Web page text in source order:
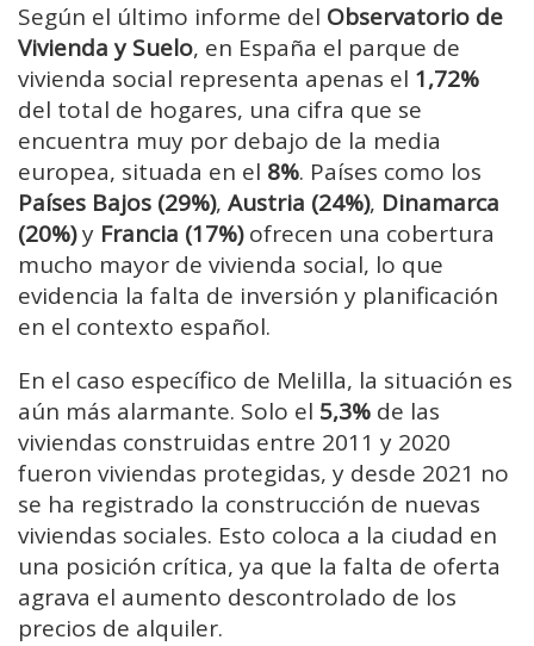
Según el último informe del Observatorio de
Vivienda y Suelo, en España el parque de
vivienda social representa apenas el 1,72%
del total de hogares, una cifra que se
encuentra muy por debajo de la media
europea, situada en el 8%. Países como los
Países Bajos (29%), Austria (24%), Dinamarca
(20%)y Francia (17%)ofrecen una cobertura
mucho mayor de vivienda social, lo que
evidencia la falta de inversión y planificación
en el contexto español.
En el caso específico de Melilla, la situación es
aún más alarmante. Solo el 5,3% de las
viviendas construidas entre 2011 y 2020
fueron viviendas protegidas, y desde 2021 no
se ha registrado la construcción de nuevas
viviendas sociales. Esto coloca a la ciudad en
una posición crítica, ya que la falta de oferta
agrava el aumento descontrolado de los
precios de alquiler.